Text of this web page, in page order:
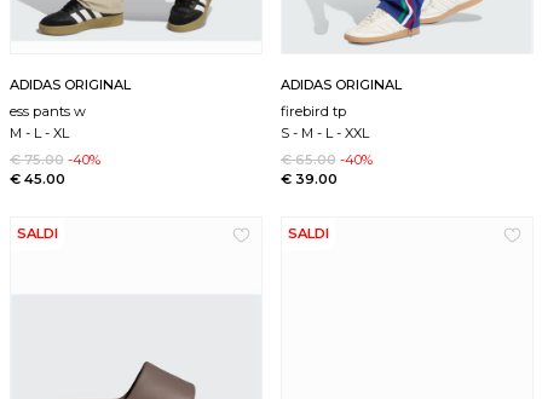
ADIDAS ORIGINAL
ess pants w
M -L -XL
€ 75.00 -40%
€ 45.00
ADIDAS ORIGINAL
firebird tp
S -M -L -XXL
€ 65.00 -40%
€ 39.00
SALDI SALDI